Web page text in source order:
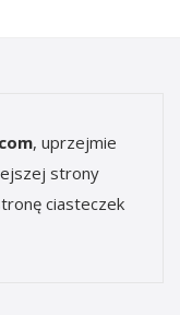
, uprzejmie
strony
ciasteczek